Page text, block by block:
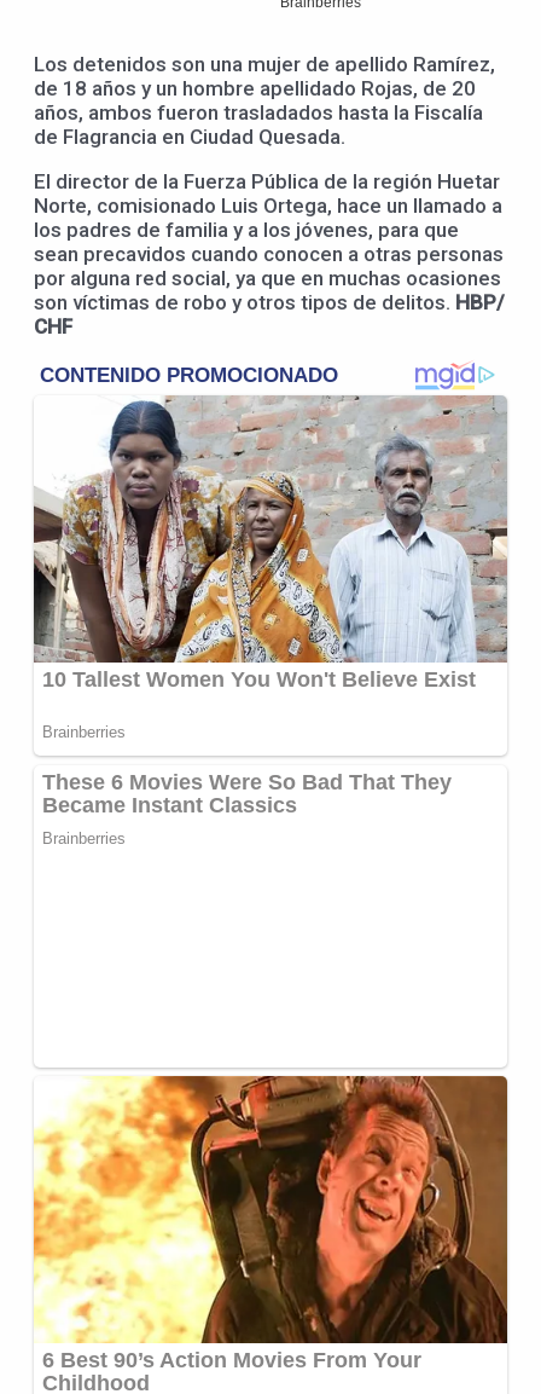
Los detenidos son una mujer de apellido Ramírez,
de 18 años y un hombre apellidado Rojas, de 20
años, ambos fueron trasladados hasta la Fiscalía
de Flagrancia en Ciudad Quesada.
El director de la Fuerza Pública de la región Huetar
Norte, comisionado Luis Ortega, hace un llamado a
los padres de familia y a los jóvenes, para que
sean precavidos cuando conocen a otras personas
por alguna red social, ya que en muchas ocasiones
son víctimas de robo y otros tipos de delitos. HBP/
CHF